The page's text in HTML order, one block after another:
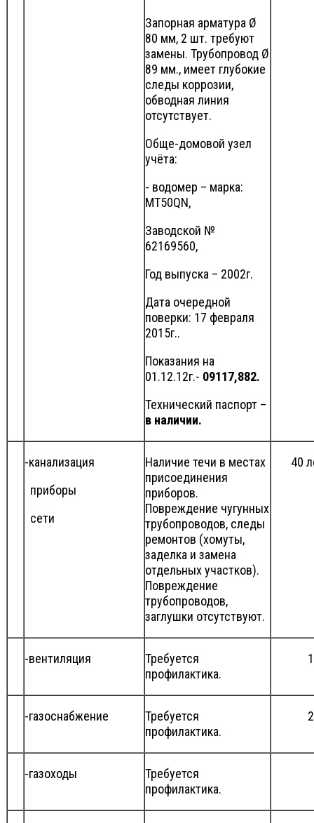
Запорная арматура Ø
80 мм, 2 шт. требуют
замены. Трубопровод Ø
89 мм., имеет глубокие
следы коррозии,
обводная линия
отсутствует.
Обще-домовой узел
учёта:
- водомер – марка:
МТ50QN,
Заводской №
62169560,
Год выпуска – 2002г.
Дата очередной
поверки: 17 февраля
2015г..
Показания на
01.12.12г.- 09117,882.
Технический паспорт –
в наличии.
-канализация
приборы
сети
Наличие течи в местах
присоединения
приборов.
Повреждение чугунных
трубопроводов, следы
ремонтов (хомуты,
заделка и замена
отдельных участков).
Повреждение
трубопроводов,
заглушки отсутствуют.
40
-вентиляция
Требуется
профилактика.
-газоснабжение
Требуется
профилактика.
-газоходы
Требуется
профилактика.